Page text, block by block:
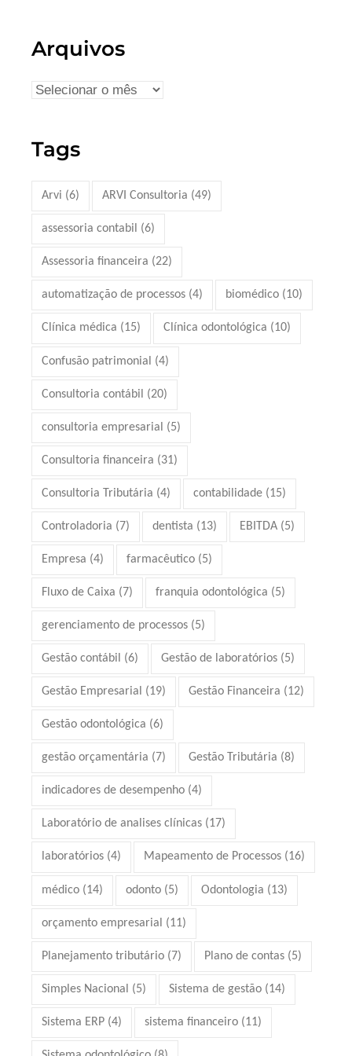
Arquivos
Tags
Arvi (6) ARVI Consultoria (49)
assessoria contabil (6)
Assessoria financeira (22)
automatização de processos (4) biomédico (10)
Clínica médica (15) Clínica odontológica (10)
Confusão patrimonial (4)
Consultoria contábil (20)
consultoria empresarial (5)
Consultoria financeira (31)
Consultoria Tributária (4) contabilidade (15)
Controladoria (7) dentista (13) EBITDA (5)
Empresa (4) farmacêutico (5)
Fluxo de Caixa (7) franquia odontológica (5)
gerenciamento de processos (5)
Gestão contábil (6) Gestão de laboratórios (5)
Gestão Empresarial (19) Gestão Financeira (12)
Gestão odontológica (6)
gestão orçamentária (7) Gestão Tributária (8)
indicadores de desempenho (4)
Laboratório de analises clínicas (17)
laboratórios (4) Mapeamento de Processos (16)
médico (14) odonto (5) Odontologia (13)
orçamento empresarial (11)
Planejamento tributário (7) Plano de contas (5)
Simples Nacional (5) Sistema de gestão (14)
Sistema ERP (4) sistema financeiro (11)